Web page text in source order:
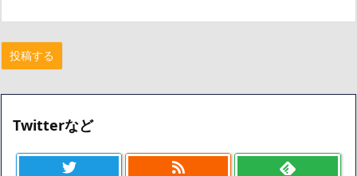
Twitterなど